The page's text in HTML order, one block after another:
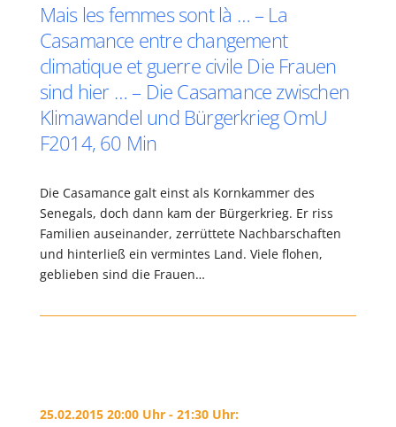
Mais les femmes sont là … – La
Casamance entre changement
climatique et guerre civile Die Frauen
sind hier … – Die Casamance zwischen
Klimawandel und Bürgerkrieg OmU
F2014, 60 Min
Die Casamance galt einst als Kornkammer des
Senegals, doch dann kam der Bürgerkrieg. Er riss
Familien auseinander, zerrüttete Nachbarschaften
und hinterließ ein vermintes Land. Viele flohen,
geblieben sind die Frauen…
25.02.2015 20:00 Uhr - 21:30 Uhr: